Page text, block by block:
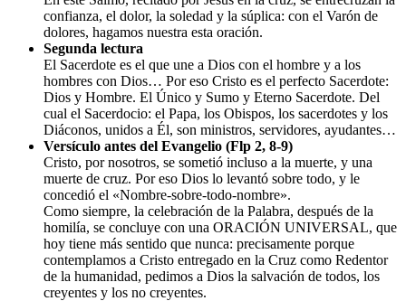
confianza, el dolor, la soledad y la súplica: con el Varón de
dolores, hagamos nuestra esta oración.
Segunda lectura
El Sacerdote es el que une a Dios con el hombre y a los
hombres con Dios… Por eso Cristo es el perfecto Sacerdote:
Dios y Hombre. El Único y Sumo y Eterno Sacerdote. Del
cual el Sacerdocio: el Papa, los Obispos, los sacerdotes y los
Diáconos, unidos a Él, son ministros, servidores, ayudantes…
Versículo antes del Evangelio (Flp 2, 8-9)
Cristo, por nosotros, se sometió incluso a la muerte, y una
muerte de cruz. Por eso Dios lo levantó sobre todo, y le
concedió el «Nombre-sobre-todo-nombre».
Como siempre, la celebración de la Palabra, después de la
homilía, se concluye con una ORACIÓN UNIVERSAL, que
hoy tiene más sentido que nunca: precisamente porque
contemplamos a Cristo entregado en la Cruz como Redentor
de la humanidad, pedimos a Dios la salvación de todos, los
creyentes y los no creyentes.